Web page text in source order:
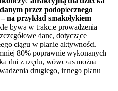
przez podopiecznego
na przykład smakołykiem.
bywa w trakcie prowadzenia
dane, dotyczące
ciągu w planie aktywności.
80% poprawnie wykonanych
dni z rzędu, wówczas można
drugiego, innego planu